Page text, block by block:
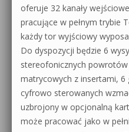
oferuje 32 kanały
pracujące w pełnym trybie
każdy tor wyjściowy
Do dyspozycji będzie 6
stereofonicznych
matrycowych z insertami, 6
cyfrowo sterowanych
uzbrojony w opcjonalną
może pracować jako w